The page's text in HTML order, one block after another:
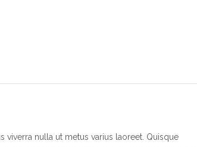
viverra nulla ut metus varius laoreet. Quisque